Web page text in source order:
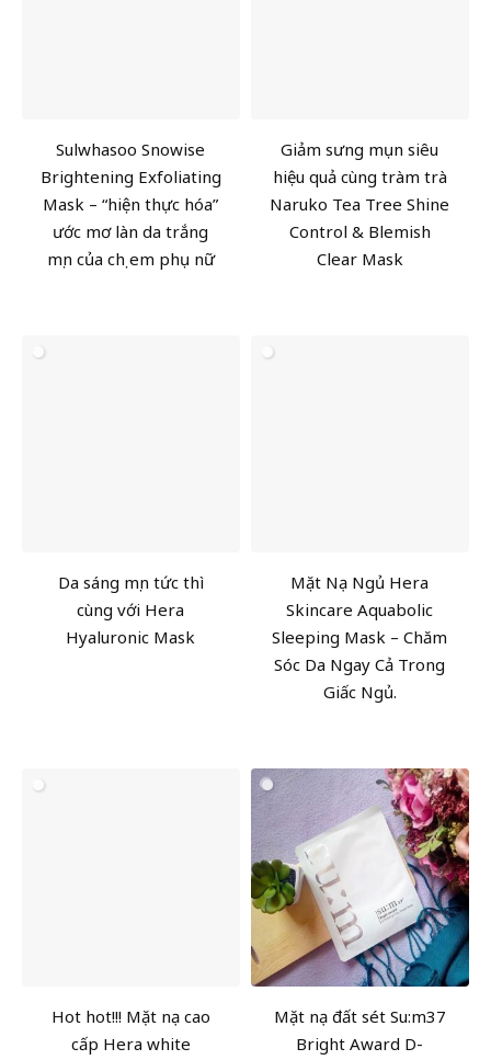
Sulwhasoo Snowise
Brightening Exfoliating
Mask – “hiện thực hóa”
ước mơ làn da trắng
mịn của chị em phụ nữ
Giảm sưng mụn siêu
hiệu quả cùng tràm trà
Naruko Tea Tree Shine
Control & Blemish
Clear Mask
Da sáng mịn tức thì
cùng với Hera
Hyaluronic Mask
Mặt Nạ Ngủ Hera
Skincare Aquabolic
Sleeping Mask – Chăm
Sóc Da Ngay Cả Trong
Giấc Ngủ.
Hot hot!!! Mặt nạ cao
cấp Hera white
Mặt nạ đất sét Su:m37
Bright Award D-